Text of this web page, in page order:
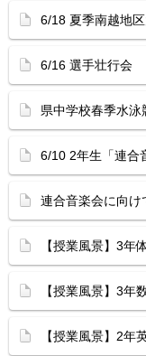
6/18 夏季南越地
6/16 選手壮行会
県中学校春季水泳
6/10 2年生「連合
連合音楽会に向け
【授業風景】3年
【授業風景】3年
【授業風景】2年